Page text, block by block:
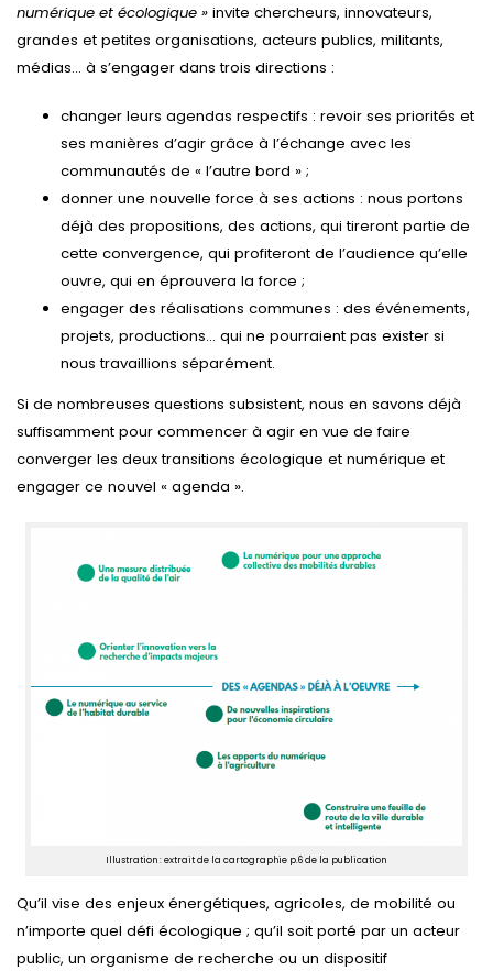
numérique et écologique » invite chercheurs, innovateurs,
grandes et petites organisations, acteurs publics, militants,
médias… à s’engager dans trois directions :
changer leurs agendas respectifs : revoir ses priorités et
ses manières d’agir grâce à l’échange avec les
communautés de « l’autre bord » ;
donner une nouvelle force à ses actions : nous portons
déjà des propositions, des actions, qui tireront partie de
cette convergence, qui profiteront de l’audience qu’elle
ouvre, qui en éprouvera la force ;
engager des réalisations communes : des événements,
projets, productions… qui ne pourraient pas exister si
nous travaillions séparément.
Si de nombreuses questions subsistent, nous en savons déjà
suffisamment pour commencer à agir en vue de faire
converger les deux transitions écologique et numérique et
engager ce nouvel « agenda ».
Illustration : extrait de la cartographie p.6 de la publication
Qu’il vise des enjeux énergétiques, agricoles, de mobilité ou
n’importe quel défi écologique ; qu’il soit porté par un acteur
public, un organisme de recherche ou un dispositif